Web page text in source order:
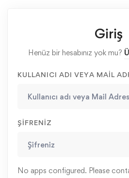
Giriş
Henüz bir hesabınız yok mu?
KULLANICI ADI VEYA MAIL
ŞIFRENIZ
No apps configured. Please